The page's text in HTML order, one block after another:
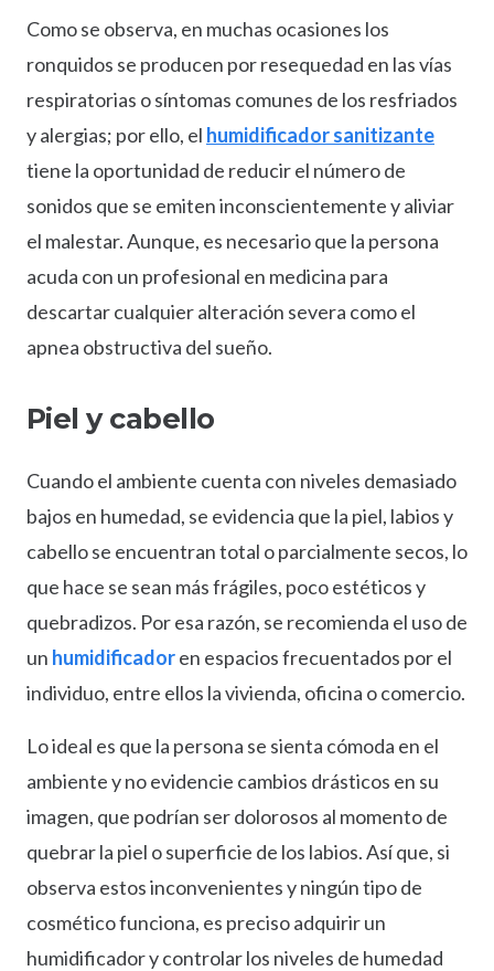
Como se observa, en muchas ocasiones los
ronquidos se producen por resequedad en las vías
respiratorias o síntomas comunes de los resfriados
y alergias; por ello, el humidificador sanitizante
tiene la oportunidad de reducir el número de
sonidos que se emiten inconscientemente y aliviar
el malestar. Aunque, es necesario que la persona
acuda con un profesional en medicina para
descartar cualquier alteración severa como el
apnea obstructiva del sueño.
Piel y cabello
Cuando el ambiente cuenta con niveles demasiado
bajos en humedad, se evidencia que la piel, labios y
cabello se encuentran total o parcialmente secos, lo
que hace se sean más frágiles, poco estéticos y
quebradizos. Por esa razón, se recomienda el uso de
un humidificadoren espacios frecuentados por el
individuo, entre ellos la vivienda, oficina o comercio.
Lo ideal es que la persona se sienta cómoda en el
ambiente y no evidencie cambios drásticos en su
imagen, que podrían ser dolorosos al momento de
quebrar la piel o superficie de los labios. Así que, si
observa estos inconvenientes y ningún tipo de
cosmético funciona, es preciso adquirir un
humidificador y controlar los niveles de humedad